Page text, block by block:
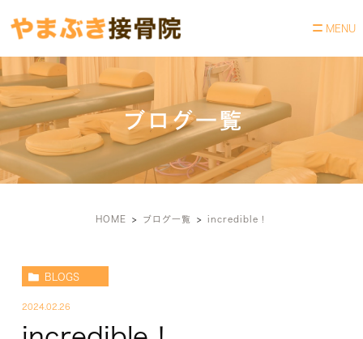
ブログ一覧
HOME ブログ一覧 incredible！
BLOGS
2024.02.26